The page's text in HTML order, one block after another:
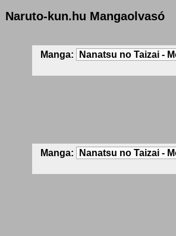
Naruto-kun.hu Mangaolvasó
Manga:
Manga: